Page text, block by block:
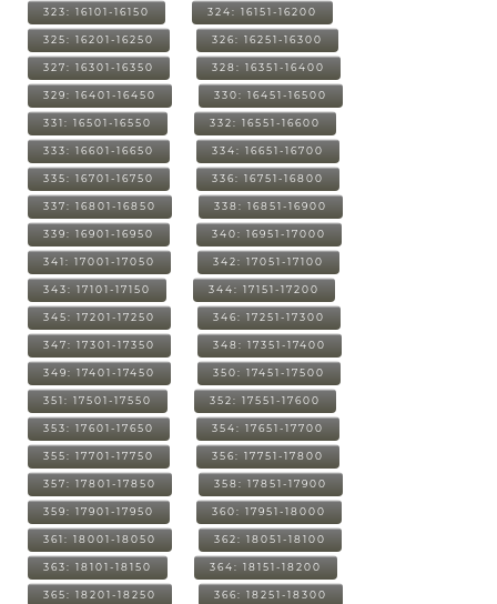
323: 16101-16150 324: 16151-16200
325: 16201-16250 326: 16251-16300
327: 16301-16350 328: 16351-16400
329: 16401-16450 330: 16451-16500
331: 16501-16550 332: 16551-16600
333: 16601-16650 334: 16651-16700
335: 16701-16750 336: 16751-16800
337: 16801-16850 338: 16851-16900
339: 16901-16950 340: 16951-17000
341: 17001-17050 342: 17051-17100
343: 17101-17150 344: 17151-17200
345: 17201-17250 346: 17251-17300
347: 17301-17350 348: 17351-17400
349: 17401-17450 350: 17451-17500
351: 17501-17550 352: 17551-17600
353: 17601-17650 354: 17651-17700
355: 17701-17750 356: 17751-17800
357: 17801-17850 358: 17851-17900
359: 17901-17950 360: 17951-18000
361: 18001-18050 362: 18051-18100
363: 18101-18150 364: 18151-18200
365: 18201-18250 366: 18251-18300